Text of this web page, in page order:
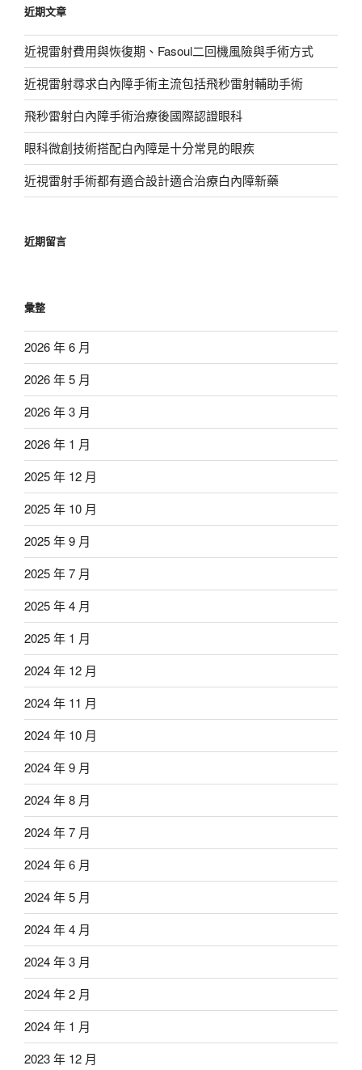
字:
近期文章
近視雷射費用與恢復期、Fasoul二回機風險與手術方式
近視雷射尋求白內障手術主流包括飛秒雷射輔助手術
飛秒雷射白內障手術治療後國際認證眼科
眼科微創技術搭配白內障是十分常見的眼疾
近視雷射手術都有適合設計適合治療白內障新藥
近期留言
彙整
2026 年 6 月
2026 年 5 月
2026 年 3 月
2026 年 1 月
2025 年 12 月
2025 年 10 月
2025 年 9 月
2025 年 7 月
2025 年 4 月
2025 年 1 月
2024 年 12 月
2024 年 11 月
2024 年 10 月
2024 年 9 月
2024 年 8 月
2024 年 7 月
2024 年 6 月
2024 年 5 月
2024 年 4 月
2024 年 3 月
2024 年 2 月
2024 年 1 月
2023 年 12 月